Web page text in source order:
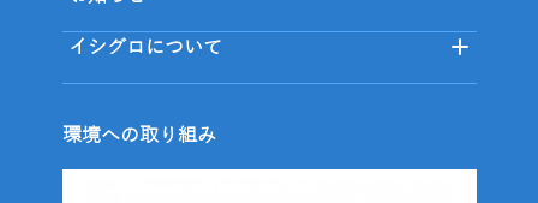
イシグロについて
環境への取り組み